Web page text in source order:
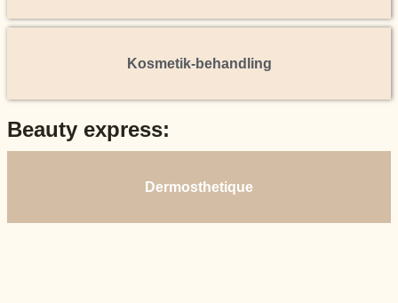
Kosmetik-behandling
Beauty express:
Dermosthetique